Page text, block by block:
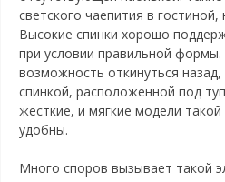
светского чаепития в гостиной,
Высокие спинки хорошо
при условии правильной
возможность откинуться
спинкой, расположенной под
жесткие, и мягкие модели
удобны.
Много споров вызывает такой